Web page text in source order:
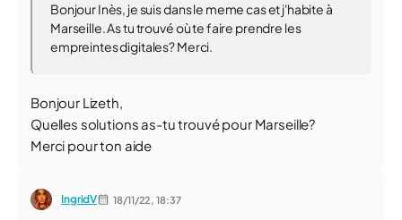
Bonjour Inès, je suis dans le meme cas et j'habite à
Marseille. As tu trouvé où te faire prendre les
empreintes digitales? Merci.
Bonjour Lizeth,
Quelles solutions as-tu trouvé pour Marseille?
Merci pour ton aide
IngridV 18/11/22,18:37